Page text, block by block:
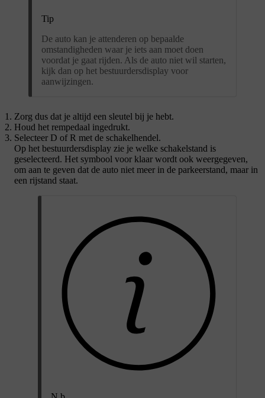
Tip
De auto kan je attenderen op bepaalde
omstandigheden waar je iets aan moet doen
voordat je gaat rijden. Als de auto niet wil starten,
kijk dan op het bestuurdersdisplay voor
aanwijzingen.
Zorg dus dat je altijd een sleutel bij je hebt.
Houd het rempedaal ingedrukt.
Selecteer D of R met de schakelhendel.
Op het bestuurdersdisplay zie je welke schakelstand is
geselecteerd. Het symbool voor klaar wordt ook weergegeven,
om aan te geven dat de auto niet meer in de parkeerstand, maar in
een rijstand staat.